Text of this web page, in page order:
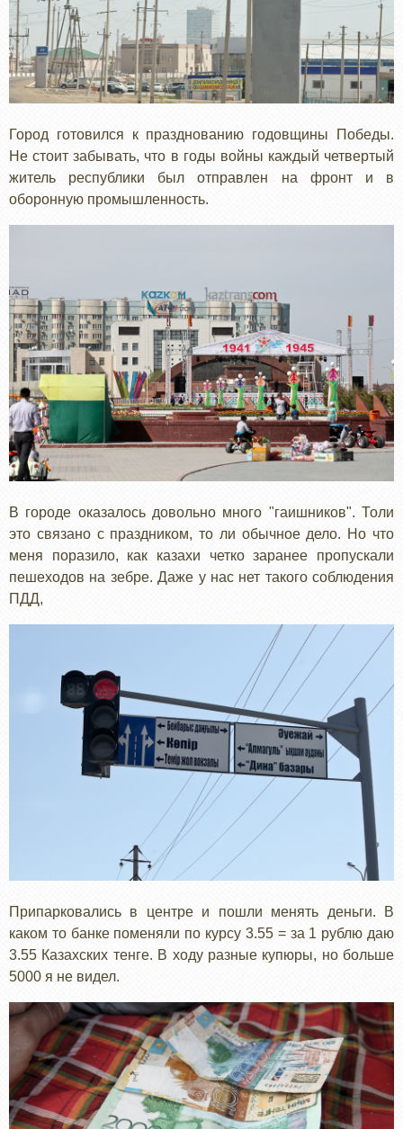
Город готовился к празднованию годовщины Победы.
Не стоит забывать, что в годы войны каждый четвертый
житель республики был отправлен на фронт и в
оборонную промышленность.
В городе оказалось довольно много "гаишников". Толи
это связано с праздником, то ли обычное дело. Но что
меня поразило, как казахи четко заранее пропускали
пешеходов на зебре. Даже у нас нет такого соблюдения
ПДД,
Припарковались в центре и пошли менять деньги. В
каком то банке поменяли по курсу 3.55 = за 1 рублю даю
3.55 Казахских тенге. В ходу разные купюры, но больше
5000 я не видел.